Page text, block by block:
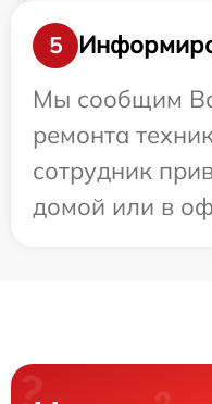
5
Мы сообщим
ремонта
сотрудник
домой или в